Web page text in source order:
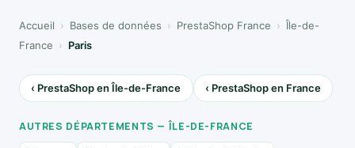
Accueil › Bases de données › PrestaShop France › Île-de-
France › Paris
‹ PrestaShop en Île-de-France ‹ PrestaShop en France
AUTRES DÉPARTEMENTS — ÎLE-DE-FRANCE